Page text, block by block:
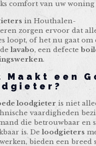
comfort van uw
in Houthalen-
zorgen ervoor dat
loopt, of het nu gaat om
lavabo, een defecte
.
Maakt een
loodgieter is niet
vaardigheden
die betrouwbaar en
is. Deloodgieters
bieden een breed